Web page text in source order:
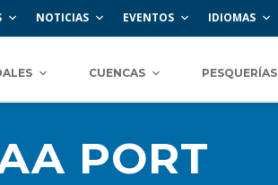
NOTICIAS EVENTOS IDIOMAS
CUENCAS PESQUERÍAS
PORT